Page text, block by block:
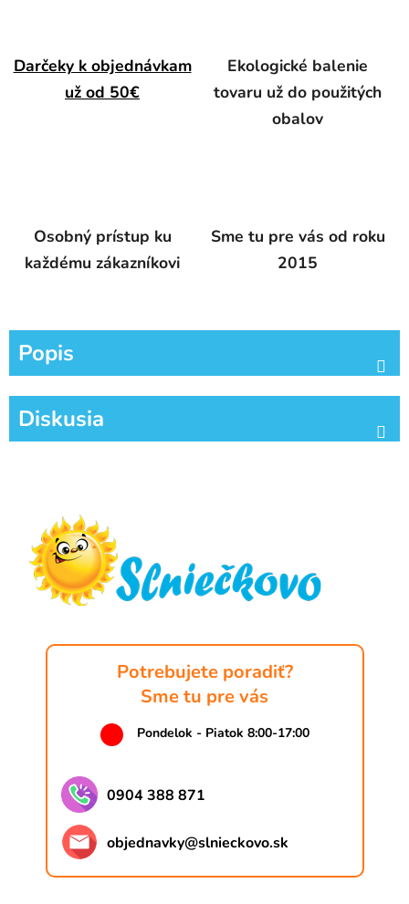
Darčeky k objednávkam
už od 50€
Ekologické balenie
tovaru už do použitých
obalov
Osobný prístup ku
každému zákazníkovi
Sme tu pre vás od roku
2015
Popis
Diskusia
Potrebujete poradiť?
Sme tu pre vás
Pondelok - Piatok 8:00-17:00
0904 388 871
objednavky@slnieckovo.sk